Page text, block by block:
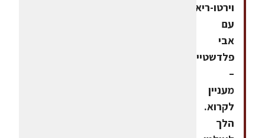
וירטו-ריאלית
עם
אבי
פלדשטיין
–
מעניין
לקרוא.
הלך